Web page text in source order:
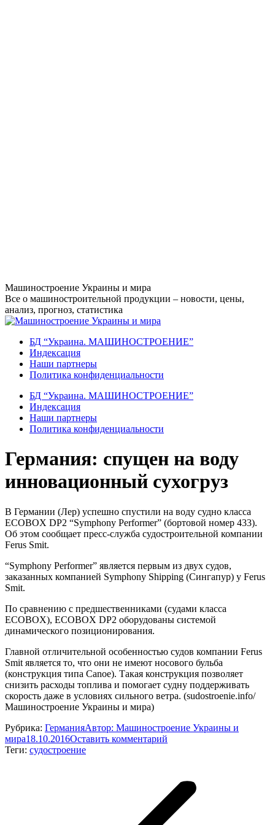
Перейти
к
содержанию
Машиностроение Украины и мира
Все о машиностроительной продукции – новости, цены,
анализ, прогноз, статистика
БД “Украина. МАШИНОСТРОЕНИЕ”
Индекcация
Наши партнеры
Политика конфиденциальности
БД “Украина. МАШИНОСТРОЕНИЕ”
Индекcация
Наши партнеры
Политика конфиденциальности
Германия: спущен на воду
инновационный сухогруз
В Германии (Лер) успешно спустили на воду судно класса
ECOBOX DP2 “Symphony Performer” (бортовой номер 433).
Об этом сообщает пресс-служба судостроительной компании
Ferus Smit.
“Symphony Performer” является первым из двух судов,
заказанных компанией Symphony Shipping (Сингапур) у Ferus
Smit.
По сравнению с предшественниками (судами класса
ECOBOX), ECOBOX DP2 оборудованы системой
динамического позиционирования.
Главной отличительной особенностью судов компании Ferus
Smit является то, что они не имеют носового бульба
(конструкция типа Canoe). Такая конструкция позволяет
снизить расходы топлива и помогает судну поддерживать
скорость даже в условиях сильного ветра. (sudostroenie.info/
Машиностроение Украины и мира)
Рубрика: ГерманияАвтор: Машиностроение Украины и
мира18.10.2016Оставить комментарий
Теги: судостроение